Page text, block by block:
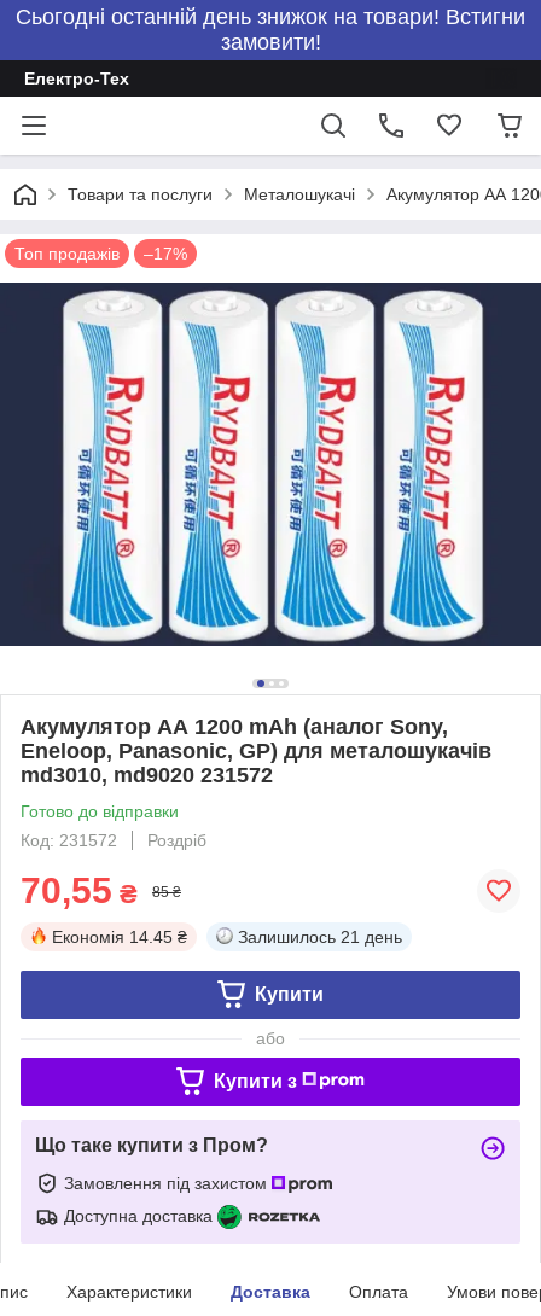
Сьогодні останній день знижок на товари! Встигни
замовити!
Електро-Тех
Товари та послуги Металошукачі Акумулятор АА
Топ продажів –17%
Акумулятор АА 1200 mAh (аналог Sony,
Eneloop, Panasonic, GP) для металошукачів
md3010, md9020 231572
Готово до відправки
Код: 231572
Роздріб
70,55 ₴ 85 ₴
Економія 14.45 ₴ Залишилось 21 день
Купити
або
Купити з
Що таке купити з Пром?
Замовлення під захистом
Доступна доставка
Характеристики Доставка Оплата Умови